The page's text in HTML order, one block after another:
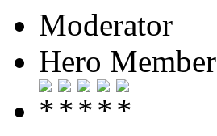
Moderator
Hero Member